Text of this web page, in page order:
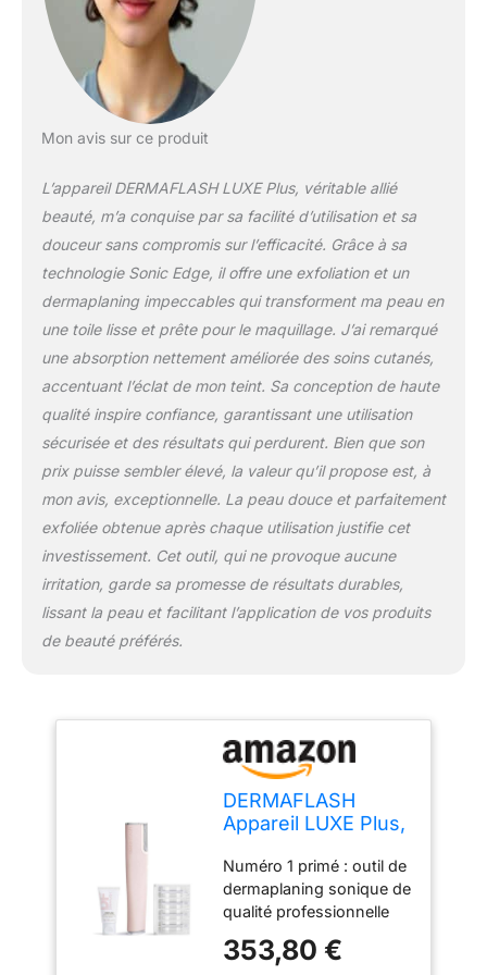
esthéticiennes, cet
exfoliant visage et
épilateur multi-breveté
offre des résultats Med
comme de la soie.
Confort et sécurité
ultimes : les lames de
Edge garantissent une
exfoliation efficace et une
épilation du visage avec
un maximum de confort
de sécurité conçue sur
mesure protège contre
les entailles et les
coupures (contrairement
visage). Résultats
instantanés et à long
terme : après une seule
utilisation, la peau
peluches. Lorsqu'il est
est montré dans des
études de recherche
indépendantes pour
améliorer l'apparence
des ridules, des rides et
des taches sombres.
l'ensemble comprend un
exfoliant visage LUXE+
avec 2 vitesses, une
base de charge, un câble
de charge USB, 4 lames
Mon avis sur ce produit
L’appareil DERMAFLASH LUXE Plus, véritable allié
beauté, m’a conquise par sa facilité d’utilisation et sa
douceur sans compromis sur l’efficacité. Grâce à sa
technologie Sonic Edge, il offre une exfoliation et un
dermaplaning impeccables qui transforment ma peau en
une toile lisse et prête pour le maquillage. J’ai remarqué
une absorption nettement améliorée des soins cutanés,
accentuant l’éclat de mon teint. Sa conception de haute
qualité inspire confiance, garantissant une utilisation
sécurisée et des résultats qui perdurent. Bien que son
prix puisse sembler élevé, la valeur qu’il propose est, à
mon avis, exceptionnelle. La peau douce et parfaitement
exfoliée obtenue après chaque utilisation justifie cet
investissement. Cet outil, qui ne provoque aucune
irritation, garde sa promesse de résultats durables,
lissant la peau et facilitant l’application de vos produits
de beauté préférés.
DERMAFLASH
Appareil LUXE Plus,
exfoliation, épilation
et dermaplaning
avec technologie
Sonic Edge et 4
semaines de
Numéro 1 primé : outil de
dermaplaning sonique de
qualité professionnelle
exfolie en douceur et
353,80 €